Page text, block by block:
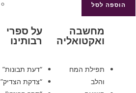
הוספה לסל
מחשבה
ואקטואליה
תפילת המח
והלב
על ספרי
רבותינו
“דעת תבונות”
“צדקת הצדיק”